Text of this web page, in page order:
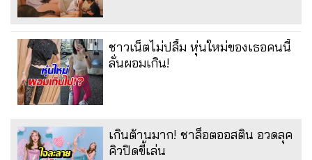
ชาวเน็ตไม่ปลื้ม หุ่นใหม่ของเธอคนนี้
ลั่นผอมเกิน!
เกินต้านมาก! ชาล็อตออสติน อวดลุค
คิวปิดขี้เล่น